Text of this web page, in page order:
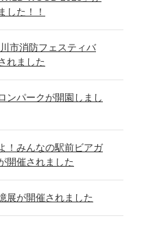
した！！
市消防フェスティバ
れました
ンパークが開園しまし
！みんなの駅前ビアガ
開催されました
展が開催されました